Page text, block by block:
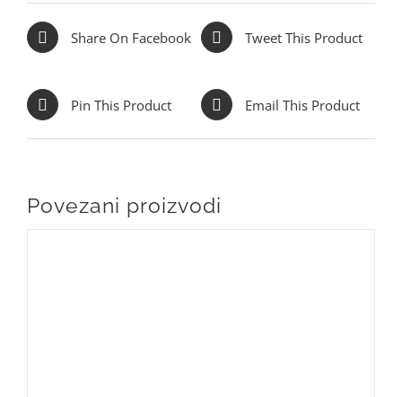
Share On Facebook Tweet This Product
Pin This Product Email This Product
Povezani proizvodi